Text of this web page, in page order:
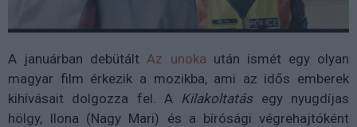
A januárban debütált Az unoka után ismét egy olyan
magyar film érkezik a mozikba, ami az idős emberek
kihívásait dolgozza fel. A Kilakoltatásegy nyugdíjas
hölgy, Ilona (Nagy Mari) és a bírósági végrehajtóként